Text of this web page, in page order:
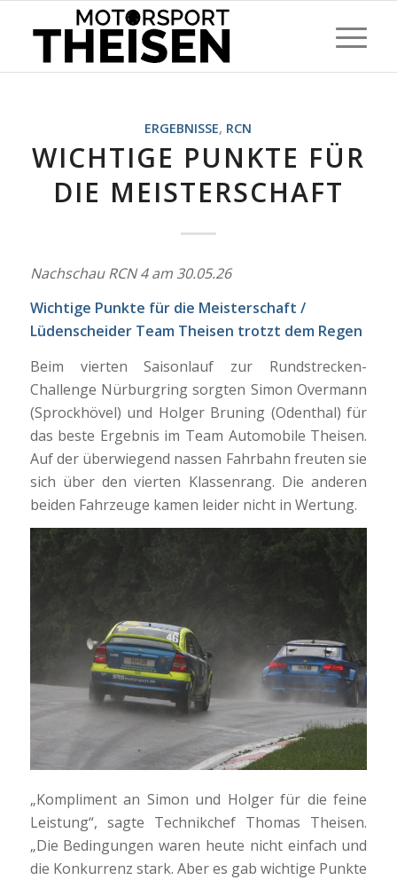
ERGEBNISSE, RCN
WICHTIGE PUNKTE FÜR
DIE MEISTERSCHAFT
Nachschau RCN 4 am 30.05.26
Wichtige Punkte für die Meisterschaft /
Lüdenscheider Team Theisen trotzt dem Regen
Beim vierten Saisonlauf zur Rundstrecken-
Challenge Nürburgring sorgten Simon Overmann
(Sprockhövel) und Holger Bruning (Odenthal) für
das beste Ergebnis im Team Automobile Theisen.
Auf der überwiegend nassen Fahrbahn freuten sie
sich über den vierten Klassenrang. Die anderen
beiden Fahrzeuge kamen leider nicht in Wertung.
„Kompliment an Simon und Holger für die feine
Leistung“, sagte Technikchef Thomas Theisen.
„Die Bedingungen waren heute nicht einfach und
die Konkurrenz stark. Aber es gab wichtige Punkte